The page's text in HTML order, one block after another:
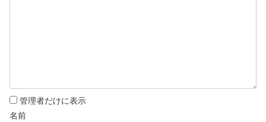
管理者だけに表示
名前